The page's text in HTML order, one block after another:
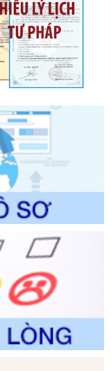
hành chính
trình nội bộ, quy
trong lĩnh vực Du
Sở Văn hóa, Thể
chính sửa
quy trình điện tử
biến đổi khí hậu
và Môi
chính được sửa
quy trình điện tử
Luật sư thuộc
phủ: Quy
2026 - 2030